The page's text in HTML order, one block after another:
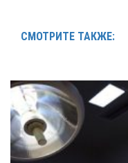
СМОТРИТЕ ТАКЖЕ: